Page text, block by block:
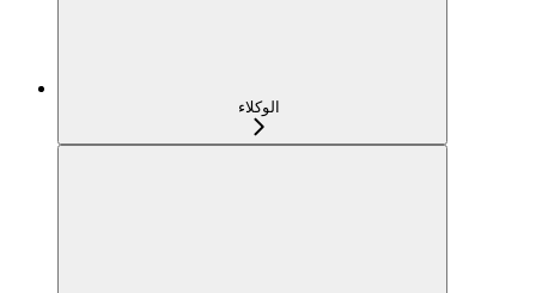
الوكلاء